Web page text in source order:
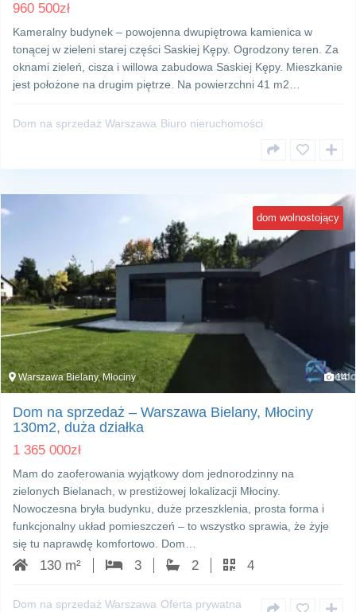
960 500zł
Kameralny budynek – powojenna dwupiętrowa kamienica w
tonącej w zieleni starej części Saskiej Kępy. Ogrodzony teren. Za
oknami zieleń, cisza i willowa zabudowa Saskiej Kępy. Mieszkanie
jest położone na drugim piętrze. Na powierzchni 41 m2…
Dom na sprzedaż Warszawa Biuro nieruchomości
dom wolnostojący
Warszawa Bielany, Młociny 14
Dom na sprzedaż – Warszawa Bielany, Młociny
130m2, duża działka
1 365 000zł
Mam do zaoferowania wyjątkowy dom jednorodzinny na
zielonych Bielanach, w prestiżowej lokalizacji Młociny.
Nowoczesna bryła budynku, duże przeszklenia, prosta forma i
funkcjonalny układ pomieszczeń – to wszystko sprawia, że żyje
się tu naprawdę komfortowo. Dom…
130 m² 3 2 4
Dom na sprzedaż Warszawa Oferta prywatna